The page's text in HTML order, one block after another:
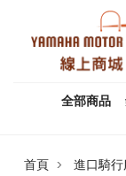
全部商品
首頁 > 進口騎